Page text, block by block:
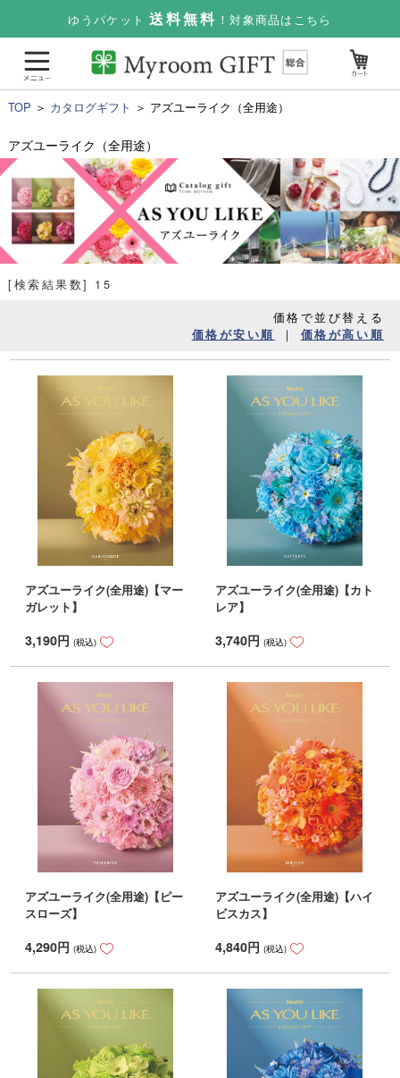
ゆうパケット 送料無料 ！対象商品はこちら
TOP ＞ カタログギフト ＞ アズユーライク（全用途）
アズユーライク（全用途）
[検索結果数] 15
価格で並び替える
価格が安い順 ｜ 価格が高い順
アズユーライク(全用途)【マー
ガレット】
3,190円 (税込)
アズユーライク(全用途)【カト
レア】
3,740円 (税込)
アズユーライク(全用途)【ピー
スローズ】
4,290円 (税込)
アズユーライク(全用途)【ハイ
ビスカス】
4,840円 (税込)